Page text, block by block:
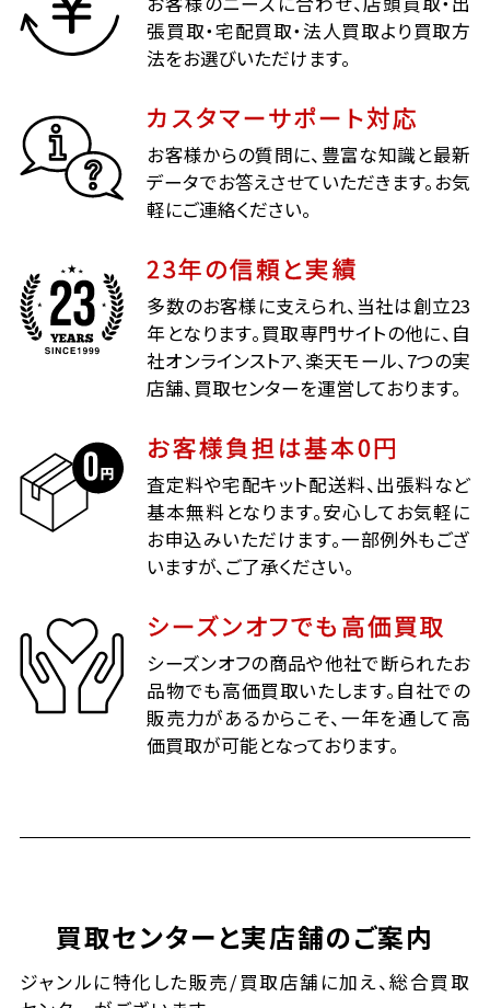
張買取・宅配買取・法人買取より買取方
法をお選びいただけます。
カスタマーサポート対応
お客様からの質問に、豊富な知識と最新
データでお答えさせていただきます。お気
軽にご連絡ください。
23年の信頼と実績
多数のお客様に支えられ、当社は創立23
年となります。買取専門サイトの他に、自
社オンラインストア、楽天モール、7つの実
店舗、買取センターを運営しております。
お客様負担は基本0円
査定料や宅配キット配送料、出張料など
基本無料となります。安心してお気軽に
お申込みいただけます。一部例外もござ
いますが、ご了承ください。
シーズンオフでも高価買取
シーズンオフの商品や他社で断られたお
品物でも高価買取いたします。自社での
販売力があるからこそ、一年を通して高
価買取が可能となっております。
買取センターと実店舗のご案内
ジャンルに特化した販売/買取店舗に加え、総合買取